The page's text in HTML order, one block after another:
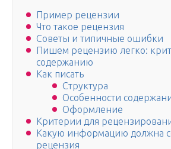
Пример рецензии
Что такое рецензия
Советы и типичные ошибки
Пишем рецензию легко:
содержанию
Как писать
Структура
Особенности
Оформление
Критерии для
Какую информацию должна
рецензия